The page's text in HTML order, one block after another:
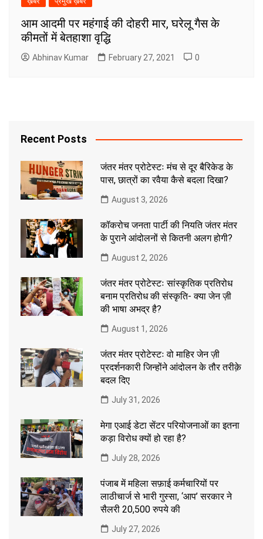
आम आदमी पर महंगाई की दोहरी मार, घरेलू गैस के
कीमतों में बेतहाशा वृद्धि
Abhinav Kumar February 27, 2021 0
Recent Posts
जंतर मंतर प्रोटेस्टः मंच से दूर बैरिकेड के
पास, छात्रों का रवैया कैसे बदला दिखा?
August 3, 2026
कॉकरोच जनता पार्टी की नियति जंतर मंतर
के पुराने आंदोलनों से कितनी अलग होगी?
August 2, 2026
जंतर मंतर प्रोटेस्टः सांस्कृतिक प्रतिरोध
बनाम प्रतिरोध की संस्कृति- क्या जेन ज़ी
की भाषा अभद्र है?
August 1, 2026
जंतर मंतर प्रोटेस्टः वो माहिर जेन ज़ी
प्रदर्शनकारी जिन्होंने आंदोलन के तौर तरीक़े
बदल दिए
July 31, 2026
मेगा एआई डेटा सेंटर परियोजनाओं का इतना
कड़ा विरोध क्यों हो रहा है?
July 28, 2026
पंजाब में महिला सफ़ाई कर्मचारियों पर
लाठीचार्ज से भारी गुस्सा, ‘आप’ सरकार ने
सैलरी 20,500 रुपये की
July 27, 2026